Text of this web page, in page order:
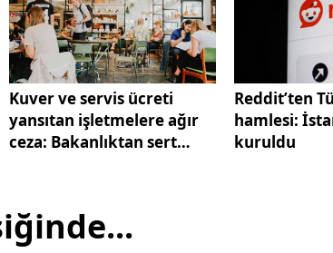
Kuver ve servis ücreti
yansıtan işletmelere ağır
ceza: Bakanlıktan sert
Reddit’ten
hamlesi:
kuruldu